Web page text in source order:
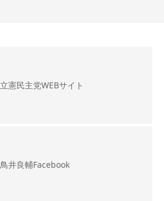
立憲民主党WEBサイト
鳥井良輔Facebook